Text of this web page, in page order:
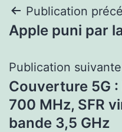
Navigation
de
l’article
Publication
Apple puni par
Publication suivante
Couverture 5G :
700 MHz, SFR
bande 3,5 GHz